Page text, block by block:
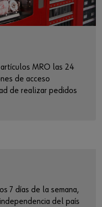
MRO las 24
de acceso
de realizar pedidos
7 días de la semana,
del país